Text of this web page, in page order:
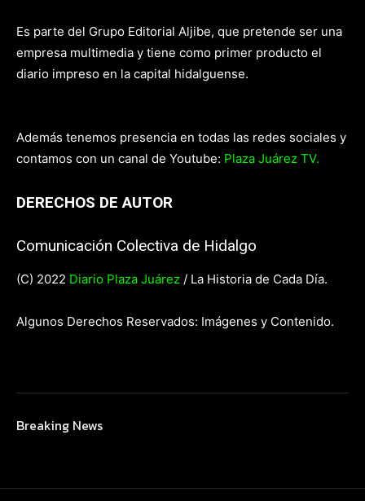
Es parte del Grupo Editorial Aljibe, que pretende ser una
empresa multimedia y tiene como primer producto el
diario impreso en la capital hidalguense.
Además tenemos presencia en todas las redes sociales y
contamos con un canal de Youtube: Plaza Juárez TV.
DERECHOS DE AUTOR
Comunicación Colectiva de Hidalgo
(C) 2022 Diario Plaza Juárez / La Historia de Cada Día.
Algunos Derechos Reservados: Imágenes y Contenido.
Breaking News